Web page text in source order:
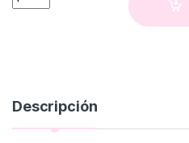
Descripción